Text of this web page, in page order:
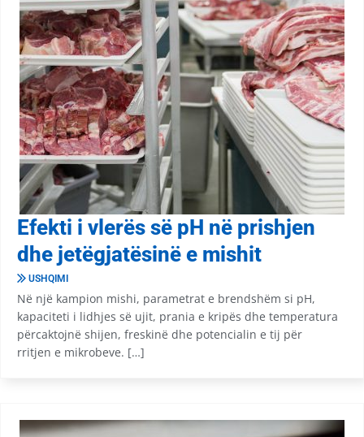
Efekti i vlerës së pH në prishjen
dhe jetëgjatësinë e mishit
USHQIMI
Në një kampion mishi, parametrat e brendshëm si pH,
kapaciteti i lidhjes së ujit, prania e kripës dhe temperatura
përcaktojnë shijen, freskinë dhe potencialin e tij për
rritjen e mikrobeve. […]